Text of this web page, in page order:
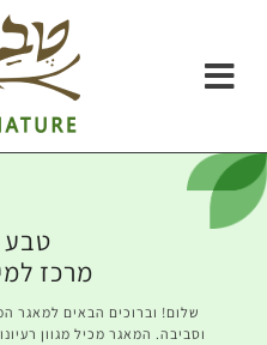
טבע
מרכז
שלום! וברוכים הבאים למאגר
וסביבה. המאגר מכיל מגוון